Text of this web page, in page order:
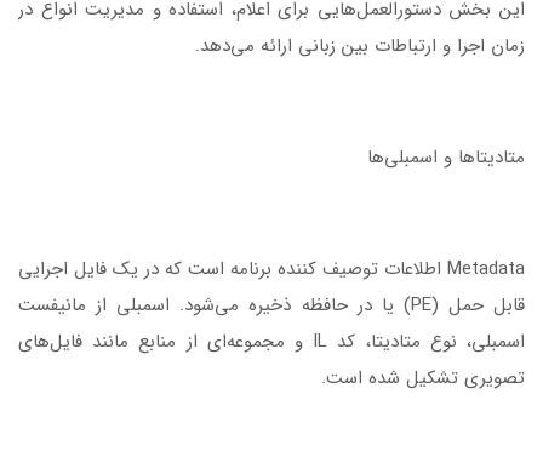
این بخش دستورالعمل‌هایی برای اعلام، استفاده و مدیریت انواع در
زمان اجرا و ارتباطات بین زبانی ارائه می‌دهد.
متادیتاها و اسمبلی‌ها
Metadata اطلاعات توصیف کننده برنامه است که در یک فایل اجرایی
قابل حمل (PE) یا در حافظه ذخیره می‌شود. اسمبلی از مانیفست
اسمبلی، نوع متادیتا، کد IL و مجموعه‌ای از منابع مانند فایل‌های
تصویری تشکیل شده است.